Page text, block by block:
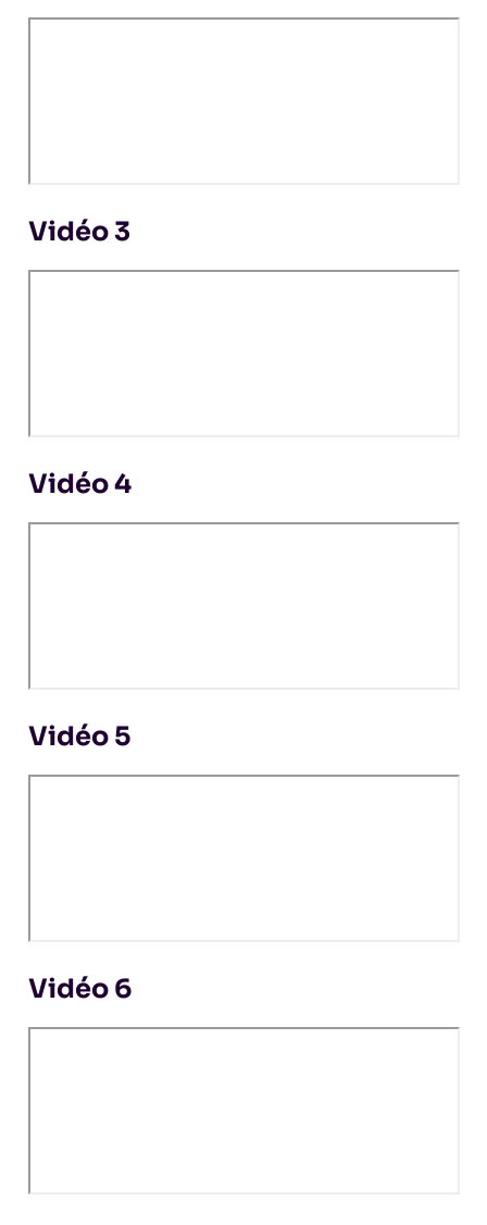
Vidéo 3
Vidéo 4
Vidéo 5
Vidéo 6